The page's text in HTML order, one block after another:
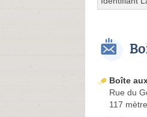
Boîte
Rue du
117